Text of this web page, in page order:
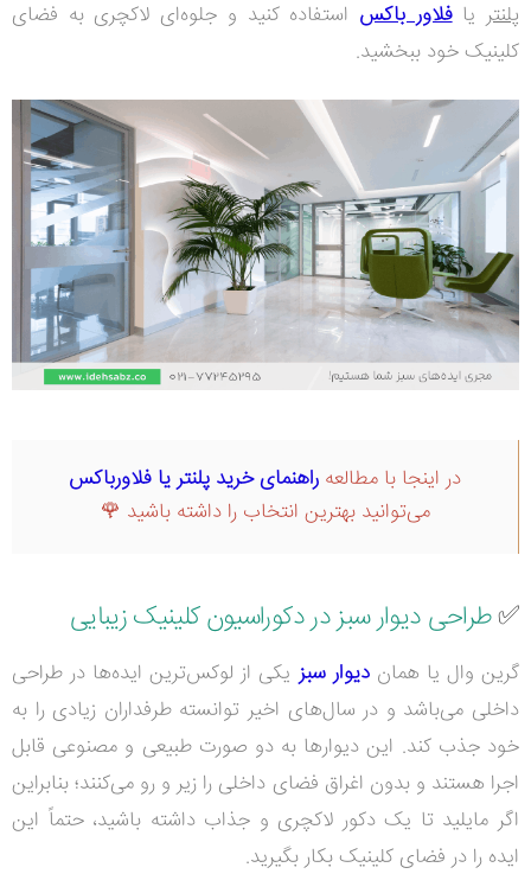
پلنتریافلاور باکس استفاده کنید و جلوه‌ای لاکچری به فضای
کلینیک خود ببخشید.
در اینجا با مطالعه راهنمای خرید پلنتر یا فلاورباکس
می‌توانید بهترین انتخاب را داشته باشید 🌹
✅طراحی دیوار سبز در دکوراسیون کلینیک زیبایی
گرین وال یا هماندیوار سبز یکی از لوکس‌ترین ایده‌ها در طراحی
داخلی می‌باشد و در سال‌های اخیر توانسته طرفداران زیادی را به
خود جذب کند. این دیوارها به دو صورت طبیعی و مصنوعی قابل
اجرا هستند و بدون اغراق فضای داخلی را زیر و رو می‌کنند؛ بنابراین
اگر مایلید تا یک دکور لاکچری و جذاب داشته باشید، حتماً این
ایده را در فضای کلینیک بکار بگیرید.